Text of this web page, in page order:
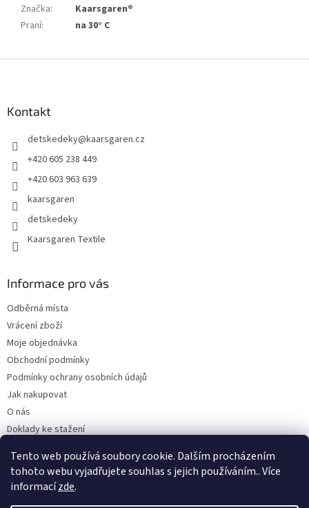
Tento web používá soubory cookie. Dalším procházením
tohoto webu vyjadřujete souhlas s jejich používáním.. Více
informacízde.
Značka:
Kaarsgaren®
Praní: na 30° C
Kontakt
detskedeky@kaarsgaren.cz
+420 605 238 449
+420 603 963 639
kaarsgaren
detskedeky
Kaarsgaren Textile
Informace pro vás
Odběrná místa
Vrácení zboží
Moje objednávka
Obchodní podmínky
Podmínky ochrany osobních údajů
Jak nakupovat
O nás
Doklady ke stažení
Velkoobchod